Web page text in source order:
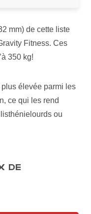
mm) de cette liste
Fitness. Ces
350 kg!
plus élevée parmi les
ce qui les rend
ou
DE